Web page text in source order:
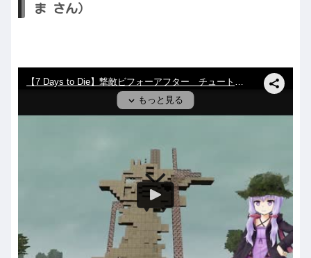
ま さん）